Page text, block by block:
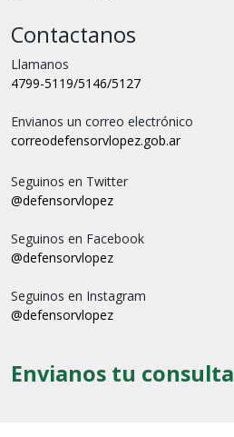
Contactanos
Llamanos
4799-5119/5146/5127
Envianos un correo electrónico
correodefensorvlopez.gob.ar
Seguinos en Twitter
@defensorvlopez
Seguinos en Facebook
@defensorvlopez
Seguinos en Instagram
@defensorvlopez
Envianos tu consulta